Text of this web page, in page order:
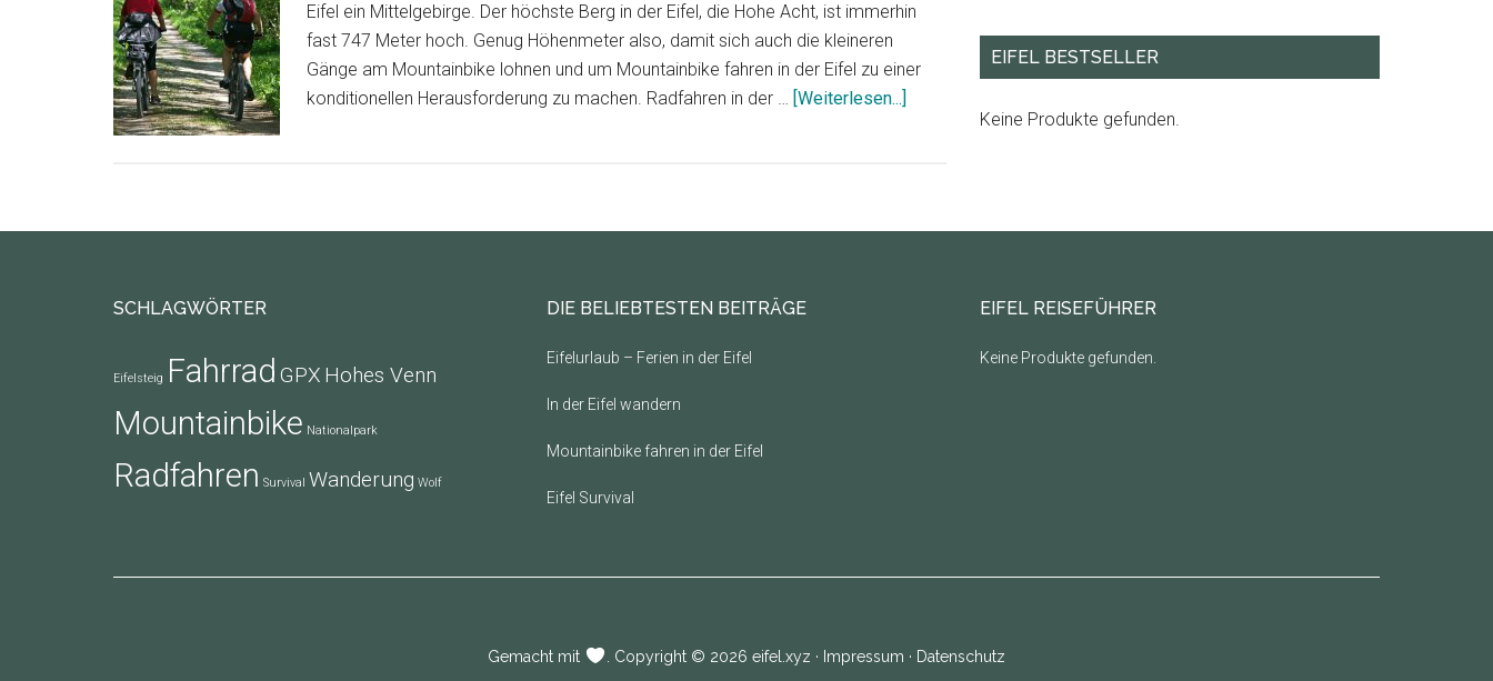
Eifel ein Mittelgebirge. Der höchste Berg in der Eifel, die Hohe Acht, ist immerhin
fast 747 Meter hoch. Genug Höhenmeter also, damit sich auch die kleineren
Gänge am Mountainbike lohnen und um Mountainbike fahren in der Eifel zu einer
konditionellen Herausforderung zu machen. Radfahren in der … [Weiterlesen...]
EIFEL BESTSELLER
Keine Produkte gefunden.
SCHLAGWÖRTER
Eifelsteig Fahrrad GPX Hohes Venn
Mountainbike Nationalpark
Radfahren Survival Wanderung Wolf
DIE BELIEBTESTEN BEITRÄGE
Eifelurlaub – Ferien in der Eifel
In der Eifel wandern
Mountainbike fahren in der Eifel
Eifel Survival
EIFEL REISEFÜHRER
Keine Produkte gefunden.
Gemacht mit . Copyright © 2026 eifel.xyz · Impressum · Datenschutz